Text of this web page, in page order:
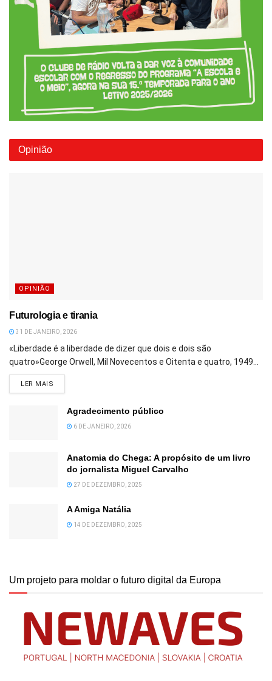
Opinião
OPINIÃO
Futurologia e tirania
31 DE JANEIRO, 2026
«Liberdade é a liberdade de dizer que dois e dois são
quatro»George Orwell, Mil Novecentos e Oitenta e quatro, 1949...
LER MAIS
Agradecimento público
6 DE JANEIRO, 2026
Anatomia do Chega: A propósito de um livro
do jornalista Miguel Carvalho
27 DE DEZEMBRO, 2025
A Amiga Natália
14 DE DEZEMBRO, 2025
Um projeto para moldar o futuro digital da Europa